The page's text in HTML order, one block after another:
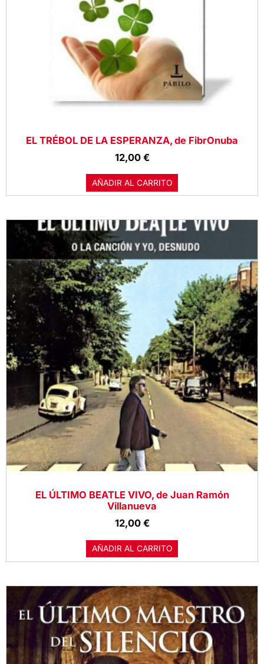
EL TRÉBOL DE LA ESPERANZA, de FibrOnuba
12,00 €
AÑADIR AL CARRITO
EL ÚLTIMO BEATLE VIVO, de Juan Ramón
Villanueva
12,00 €
AÑADIR AL CARRITO